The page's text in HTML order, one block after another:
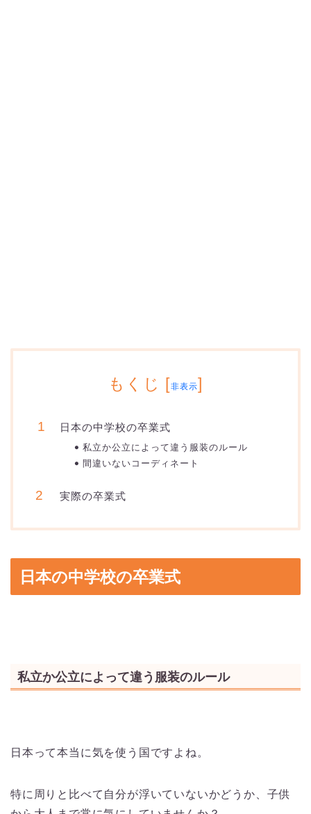
もくじ [非表示]
日本の中学校の卒業式
私立か公立によって違う服装のルール
間違いないコーディネート
実際の卒業式
日本の中学校の卒業式
私立か公立によって違う服装のルール
日本って本当に気を使う国ですよね。
特に周りと比べて自分が浮いていないかどうか、子供